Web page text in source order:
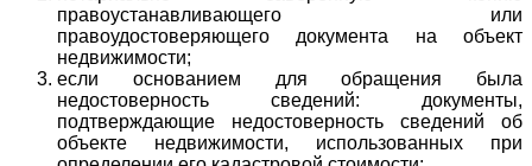
правоустанавливающего или
правоудостоверяющего документа на объект
недвижимости;
если основанием для обращения была
недостоверность сведений: документы,
подтверждающие недостоверность сведений об
объекте недвижимости, использованных при